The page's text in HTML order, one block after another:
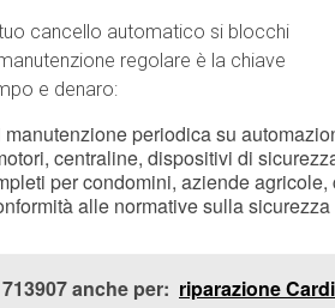
cancello automatico si blocchi
regolare è la chiave
e denaro:
manutenzione periodica su
centraline, dispositivi di
per condomini, aziende
alle normative sulla
anche per: riparazione